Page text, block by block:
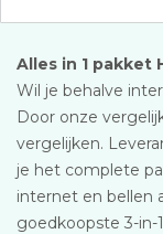
Alles in 1 pakket
Wil je behalve
Door onze
vergelijken.
je het complete
internet en bellen
goedkoopste 3-in-